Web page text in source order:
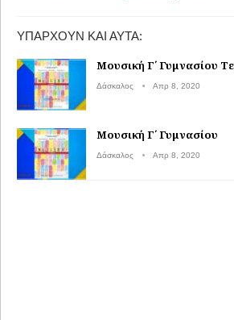
ΥΠΆΡΧΟΥΝ ΚΑΙ ΑΥΤΆ:
Μουσική Γ΄ Γυμνασίου
Δάσκαλος Απρ 8, 2020
Μουσική Γ΄ Γυμνασίου
Δάσκαλος Απρ 8, 2020